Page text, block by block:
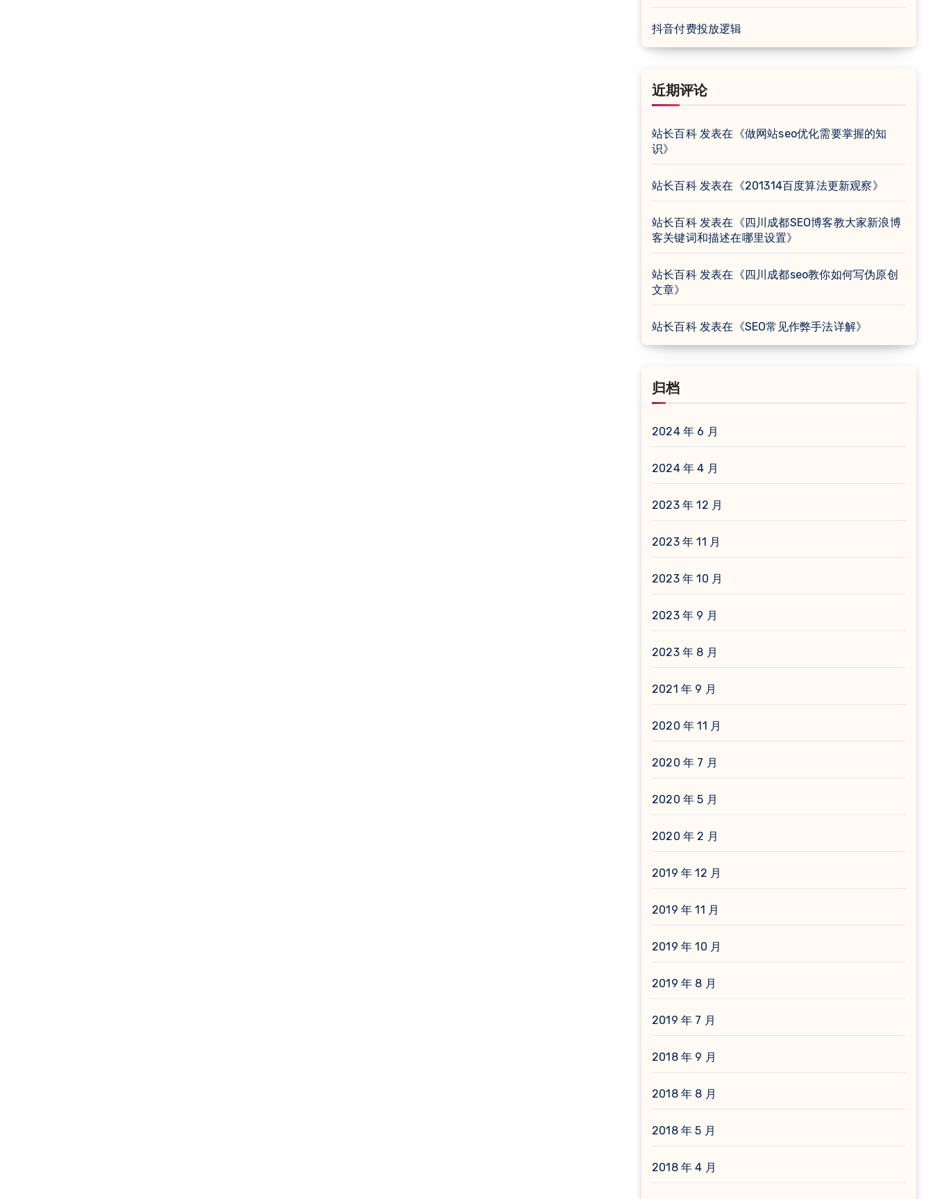
抖音付费投放逻辑
近期评论
站长百科发表在《做网站seo优化需要掌握的知
识》
站长百科发表在《201314百度算法更新观察》
站长百科发表在《四川成都SEO博客教大家新浪博
客关键词和描述在哪里设置》
站长百科发表在《四川成都seo教你如何写伪原创
文章》
站长百科发表在《SEO常见作弊手法详解》
归档
2024 年 6 月
2024 年 4 月
2023 年 12 月
2023 年 11 月
2023 年 10 月
2023 年 9 月
2023 年 8 月
2021 年 9 月
2020 年 11 月
2020 年 7 月
2020 年 5 月
2020 年 2 月
2019 年 12 月
2019 年 11 月
2019 年 10 月
2019 年 8 月
2019 年 7 月
2018 年 9 月
2018 年 8 月
2018 年 5 月
2018 年 4 月